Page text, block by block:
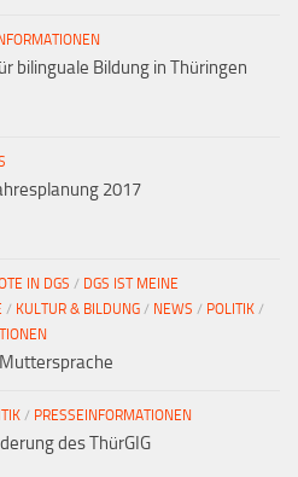
bilinguale Bildung in Thüringen
2017
IN DGS / DGS IST MEINE
/ KULTUR & BILDUNG / NEWS / POLITIK /
/ PRESSEINFORMATIONEN
des ThürGIG